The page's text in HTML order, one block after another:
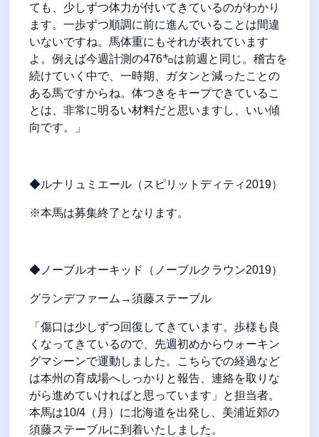
ても、少しずつ体力が付いてきているのがわかり
ます。一歩ずつ順調に前に進んでいることは間違
いないですね。馬体重にもそれが表れています
よ。例えば今週計測の476㌔は前週と同じ。稽古を
続けていく中で、一時期、ガタンと減ったことの
ある馬ですからね。体つきをキープできているこ
とは、非常に明るい材料だと思いますし、いい傾
向です。」
◆ルナリュミエール（スピリットディティ2019）
※本馬は募集終了となります。
◆ノーブルオーキッド（ノーブルクラウン2019）
グランデファーム→須藤ステーブル
「傷口は少しずつ回復してきています。歩様も良
くなってきているので、先週初めからウォーキン
グマシーンで運動しました。こちらでの経過など
は本州の育成場へしっかりと報告、連絡を取りな
がら進めていければと思っています」と担当者。
本馬は10/4（月）に北海道を出発し、美浦近郊の
須藤ステーブルに到着いたしました。